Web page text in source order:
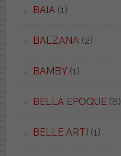
BAIA(1)
BALZANA(2)
BAMBY(1)
BELLA EPOQUE(8)
BELLE ARTI (1)